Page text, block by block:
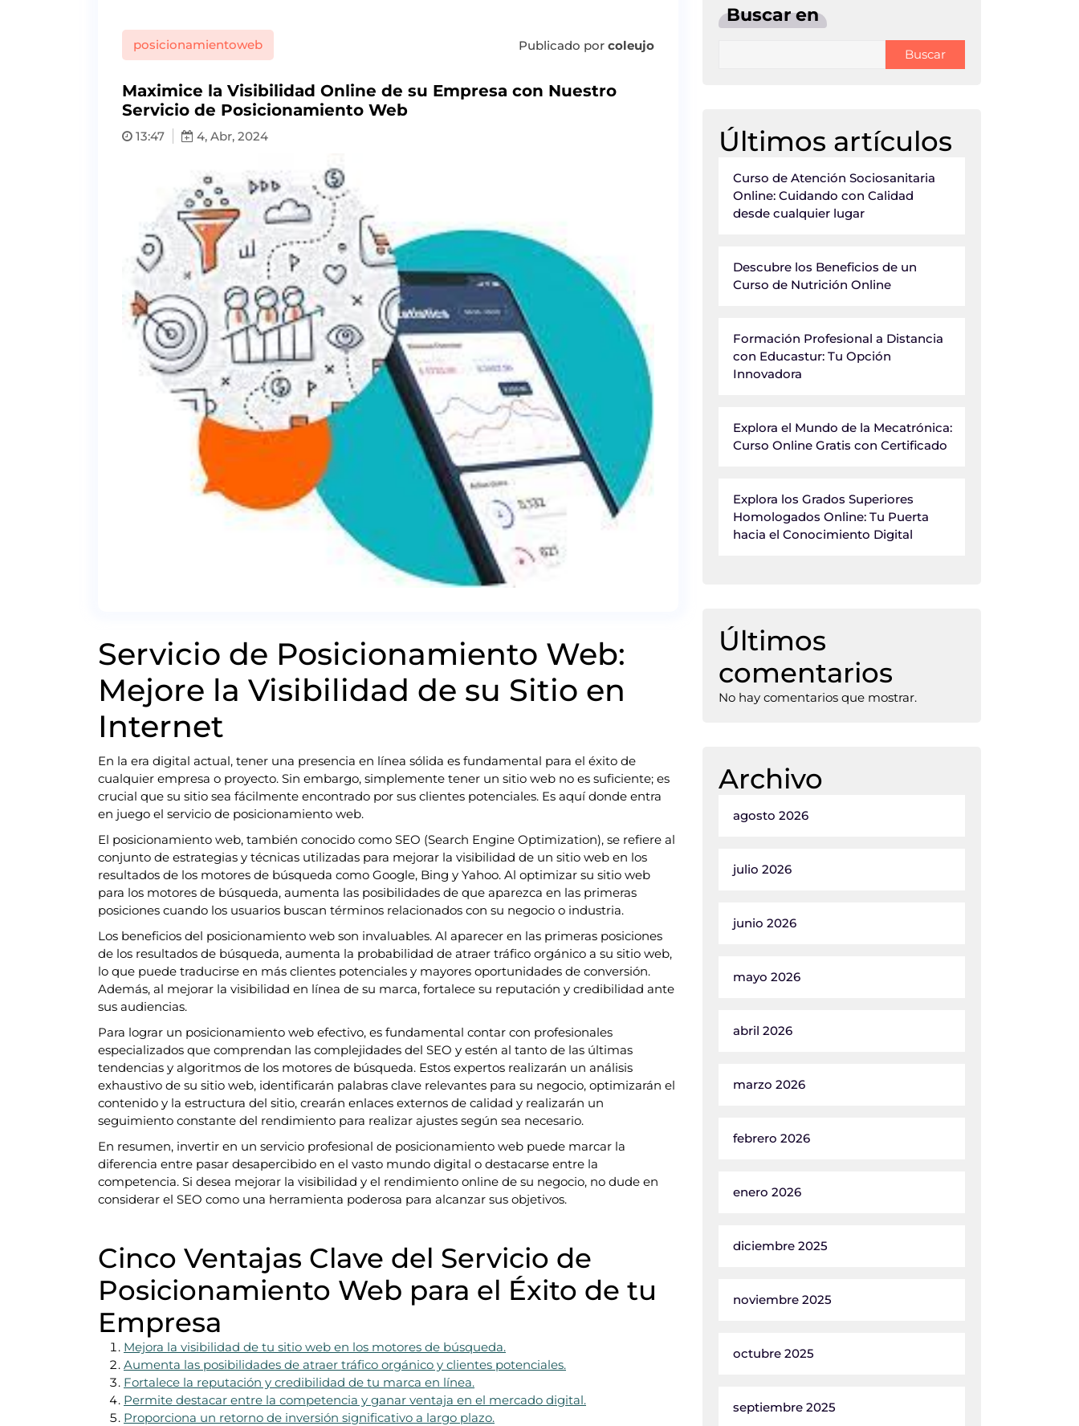
posicionamientoweb Publicado porcoleujo
Maximice la Visibilidad Online de su Empresa con Nuestro
Servicio de Posicionamiento Web
13:47 4, Abr, 2024
Servicio de Posicionamiento Web:
Mejore la Visibilidad de su Sitio en
Internet
En la era digital actual, tener una presencia en línea sólida es fundamental para el éxito de
cualquier empresa o proyecto. Sin embargo, simplemente tener un sitio web no es suficiente; es
crucial que su sitio sea fácilmente encontrado por sus clientes potenciales. Es aquí donde entra
en juego el servicio de posicionamiento web.
El posicionamiento web, también conocido como SEO (Search Engine Optimization), se refiere al
conjunto de estrategias y técnicas utilizadas para mejorar la visibilidad de un sitio web en los
resultados de los motores de búsqueda como Google, Bing y Yahoo. Al optimizar su sitio web
para los motores de búsqueda, aumenta las posibilidades de que aparezca en las primeras
posiciones cuando los usuarios buscan términos relacionados con su negocio o industria.
Los beneficios del posicionamiento web son invaluables. Al aparecer en las primeras posiciones
de los resultados de búsqueda, aumenta la probabilidad de atraer tráfico orgánico a su sitio web,
lo que puede traducirse en más clientes potenciales y mayores oportunidades de conversión.
Además, al mejorar la visibilidad en línea de su marca, fortalece su reputación y credibilidad ante
sus audiencias.
Para lograr un posicionamiento web efectivo, es fundamental contar con profesionales
especializados que comprendan las complejidades del SEO y estén al tanto de las últimas
tendencias y algoritmos de los motores de búsqueda. Estos expertos realizarán un análisis
exhaustivo de su sitio web, identificarán palabras clave relevantes para su negocio, optimizarán el
contenido y la estructura del sitio, crearán enlaces externos de calidad y realizarán un
seguimiento constante del rendimiento para realizar ajustes según sea necesario.
En resumen, invertir en un servicio profesional de posicionamiento web puede marcar la
diferencia entre pasar desapercibido en el vasto mundo digital o destacarse entre la
competencia. Si desea mejorar la visibilidad y el rendimiento online de su negocio, no dude en
considerar el SEO como una herramienta poderosa para alcanzar sus objetivos.
Cinco Ventajas Clave del Servicio de
Posicionamiento Web para el Éxito de tu
Empresa
Mejora la visibilidad de tu sitio web en los motores de búsqueda.
Aumenta las posibilidades de atraer tráfico orgánico y clientes potenciales.
Fortalece la reputación y credibilidad de tu marca en línea.
Permite destacar entre la competencia y ganar ventaja en el mercado digital.
Proporciona un retorno de inversión significativo a largo plazo.
Buscar en
Buscar
Últimos artículos
Curso de Atención Sociosanitaria
Online: Cuidando con Calidad
desde cualquier lugar
Descubre los Beneficios de un
Curso de Nutrición Online
Formación Profesional a Distancia
con Educastur: Tu Opción
Innovadora
Explora el Mundo de la Mecatrónica:
Curso Online Gratis con Certificado
Explora los Grados Superiores
Homologados Online: Tu Puerta
hacia el Conocimiento Digital
Últimos
comentarios
No hay comentarios que mostrar.
Archivo
agosto 2026
julio 2026
junio 2026
mayo 2026
abril 2026
marzo 2026
febrero 2026
enero 2026
diciembre 2025
noviembre 2025
octubre 2025
septiembre 2025